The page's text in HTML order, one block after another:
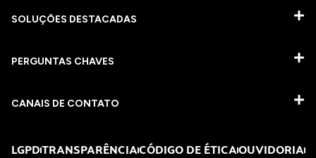
SOLUÇÕES DESTACADAS
PERGUNTAS CHAVES​
CANAIS DE CONTATO
LGPDTRANSPARÊNCIACÓDIGO DE ÉTICAOUVIDORIA